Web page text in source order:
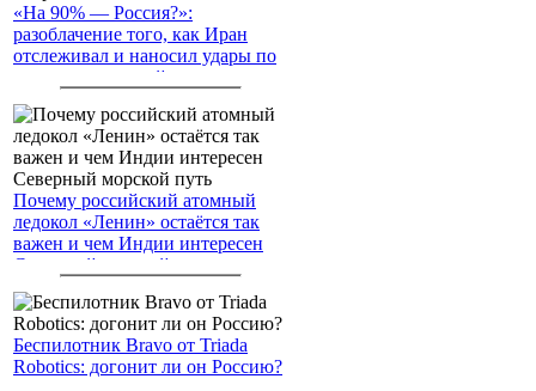
«На 90% — Россия?»:
разоблачение того, как Иран
отслеживал и наносил удары по
американским войскам
Почему российский атомный
ледокол «Ленин» остаётся так
важен и чем Индии интересен
Северный морской путь
Беспилотник Bravo от Triada
Robotics: догонит ли он Россию?